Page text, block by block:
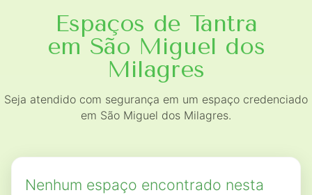
Espaços de Tantra
em São Miguel dos
Milagres
Seja atendido com segurança em um espaço credenciado
em São Miguel dos Milagres.
Nenhum espaço encontrado nesta